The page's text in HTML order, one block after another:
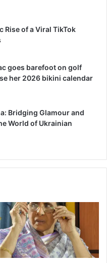
Rise of a Viral TikTok
goes barefoot on golf
her 2026 bikini calendar
Bridging Glamour and
World of Ukrainian